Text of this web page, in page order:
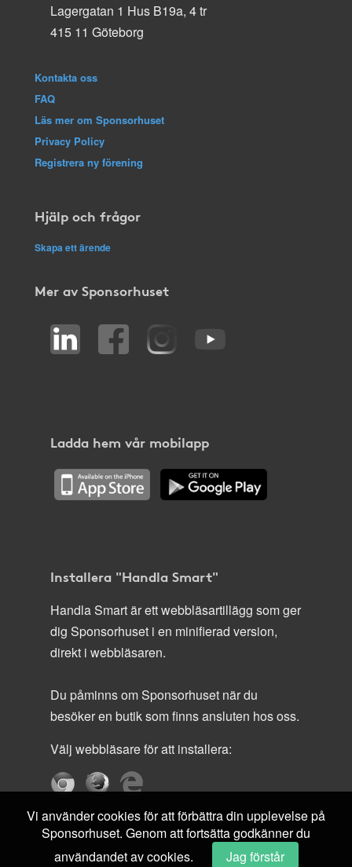
Lagergatan 1 Hus B19a, 4 tr
415 11 Göteborg
Kontakta oss
FAQ
Läs mer om Sponsorhuset
Privacy Policy
Registrera ny förening
Hjälp och frågor
Skapa ett ärende
Mer av Sponsorhuset
Ladda hem vår mobilapp
Installera "Handla Smart"
Handla Smart är ett webbläsartillägg som ger
dig Sponsorhuset i en minifierad version,
direkt i webbläsaren.
Du påminns om Sponsorhuset när du
besöker en butik som finns ansluten hos oss.
Välj webbläsare för att installera:
Vi använder cookies för att förbättra din upplevelse på
Sponsorhuset. Genom att fortsätta godkänner du
användandet av cookies.
Jag förstår